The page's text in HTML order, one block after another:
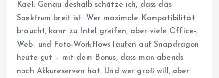
Kael: Genau deshalb schätze ich, dass das
Spektrum breit ist. Wer maximale Kompatibilität
braucht, kann zu Intel greifen, aber viele Office-,
Web- und Foto-Workflows laufen auf Snapdragon
heute gut – mit dem Bonus, dass man abends
noch Akkureserven hat. Und wer groß will, aber